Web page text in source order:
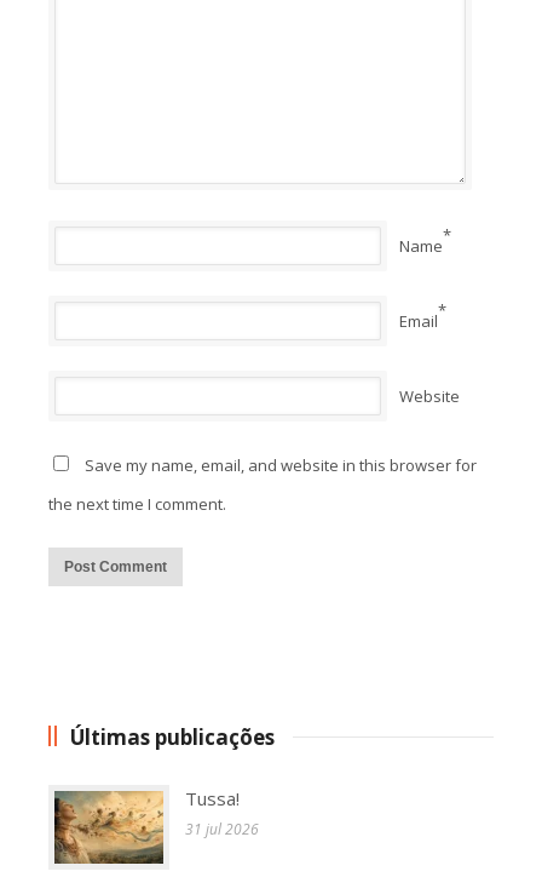
Name*
Email*
Website
Save my name, email, and website in this browser for
the next time I comment.
Últimas publicações
Tussa!
31 jul 2026